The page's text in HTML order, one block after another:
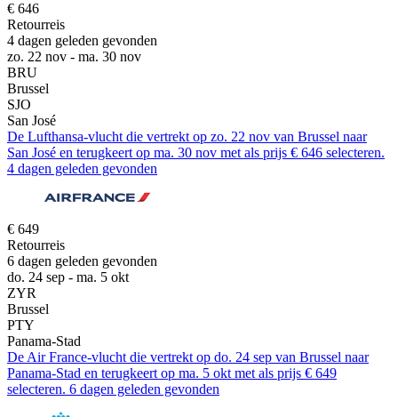
€ 646
Retourreis
4 dagen geleden gevonden
zo. 22 nov - ma. 30 nov
BRU
Brussel
SJO
San José
De Lufthansa-vlucht die vertrekt op zo. 22 nov van Brussel naar
San José en terugkeert op ma. 30 nov met als prijs € 646 selecteren.
4 dagen geleden gevonden
€ 649
Retourreis
6 dagen geleden gevonden
do. 24 sep - ma. 5 okt
ZYR
Brussel
PTY
Panama-Stad
De Air France-vlucht die vertrekt op do. 24 sep van Brussel naar
Panama-Stad en terugkeert op ma. 5 okt met als prijs € 649
selecteren. 6 dagen geleden gevonden